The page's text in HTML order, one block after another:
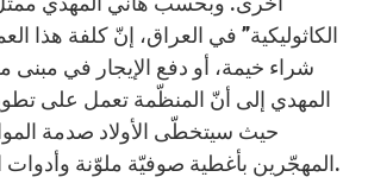
الكاثوليكية” في العراق، إنّ كلفة هذا
شراء خيمة، أو دفع الإيجار في مبنى
المهدي إلى أنّ المنظّمة تعمل على
حيث سيتخطّى الأولاد صدمة
المهجّرين بأغطية صوفيّة ملوّنة وأدوات التدفئة مع الوقود.